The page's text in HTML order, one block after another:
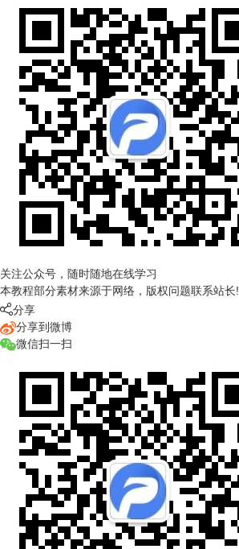
关注公众号，随时随地在线学习
本教程部分素材来源于网络，版权问题联系站长!
分享
分享到微博
微信扫一扫